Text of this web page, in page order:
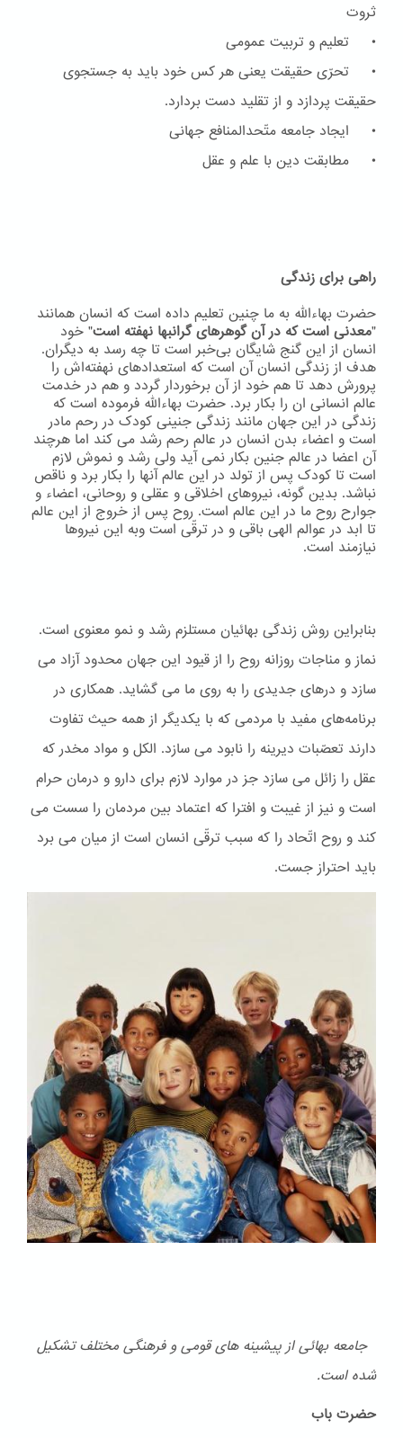
ثروت
• تعلیم و تربیت عمومی
• تحرّی حقیقت یعنی هر کس خود باید به جستجوی
حقیقت پردازد و از تقلید دست بردارد.
• ایجاد جامعه متّحدالمنافع جهانی
• مطابقت دین با علم و عقل
راهی برای زندگی
حضرت بهاءاللّه به ما چنین تعلیم داده است که انسان همانند
"معدنی است که در آن گوهرهای گرانبها نهفته است" خود
انسان از این گنج شایگان بی‌خبر است تا چه رسد به دیگران.
هدف از زندگی انسان آن است که استعدادهای نهفته‌اش را
پرورش دهد تا هم خود از آن برخوردار گردد و هم در خدمت
عالم انسانی ان را بکار برد. حضرت بهاءاللّه فرموده است که
زندگی در این جهان مانند زندگی جنینی کودک در رحم مادر
است و اعضاء بدن انسان در عالم رحم رشد می کند اما هرچند
آن اعضا در عالم جنین بکار نمی آید ولی رشد و نموش لازم
است تا کودک پس از تولد در این عالم آنها را بکار برد و ناقص
نباشد. بدین گونه، نیروهای اخلاقی و عقلی و روحانی، اعضاء و
جوارح روح ما در این عالم است. روح پس از خروج از این عالم
تا ابد در عوالم الهی باقی و در ترقّی است وبه اين نيروها
نيازمند است.
بنابراین روش زندگی بهائیان مستلزم رشد و نمو معنوی است.
نماز و مناجات روزانه روح را از قیود این جهان محدود آزاد می
سازد و درهای جدیدی را به روی ما می گشاید. همکاری در
برنامه‌های مفید با مردمی که با یکدیگر از همه حیث تفاوت
دارند تعصّبات دیرینه را نابود می سازد. الكل و مواد مخدر که
عقل را زائل می سازد جز در موارد لازم برای دارو و درمان حرام
است و نیز از غیبت و افترا که اعتماد بین مردمان را سست می
کند و روح اتّحاد را که سبب ترقّی انسان است از میان می برد
باید احتراز جست.
جامعه بهائی از پیشینه های قومی و فرهنگی مختلف تشكیل
شده است.
حضرت باب